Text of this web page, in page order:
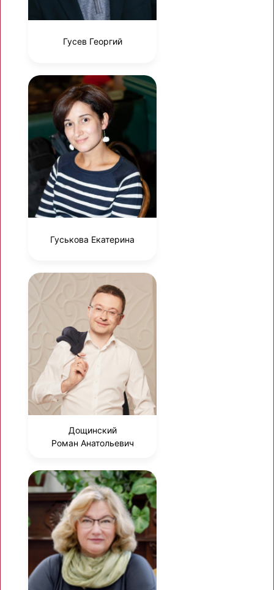
Гусев Георгий
Гуськова Екатерина
Дощинский
Роман Анатольевич